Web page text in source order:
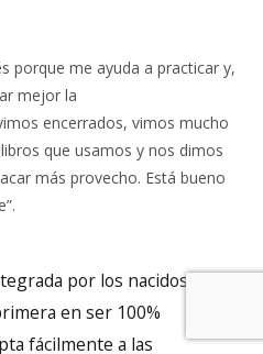
porque me ayuda a practicar y,
mejor la
encerrados, vimos mucho
que usamos y nos dimos
más provecho. Está bueno
por los nacidos a
en ser 100%
fácilmente a las